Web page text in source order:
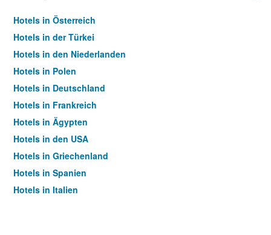
Hotels in Österreich
Hotels in der Türkei
Hotels in den Niederlanden
Hotels in Polen
Hotels in Deutschland
Hotels in Frankreich
Hotels in Ägypten
Hotels in den USA
Hotels in Griechenland
Hotels in Spanien
Hotels in Italien